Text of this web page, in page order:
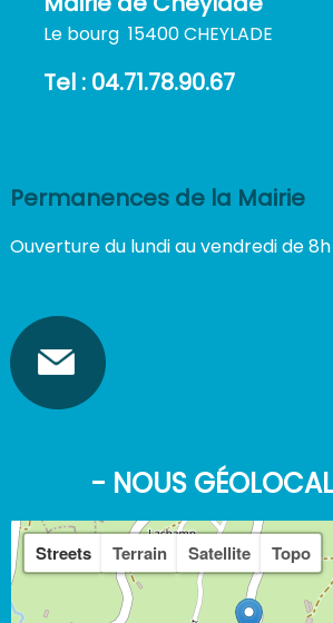
Le bourg 15400 CHEYLADE
Tel : 04.71.78.90.67
Permanences de la Mairie
Ouverture du lundi au vendredi de 8h
- NOUS
Streets Terrain Satellite Topo